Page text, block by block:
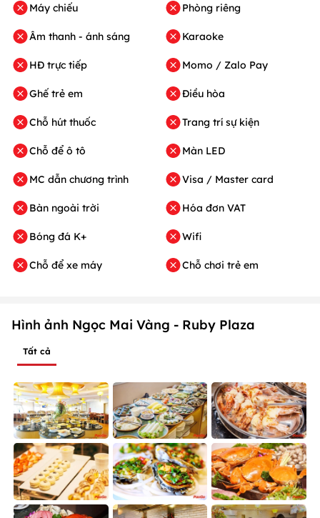
Máy chiếu
Âm thanh - ánh sáng
HĐ trực tiếp
Ghế trẻ em
Chỗ hút thuốc
Chỗ để ô tô
MC dẫn chương trình
Bàn ngoài trời
Bóng đá K+
Chỗ để xe máy
Phòng riêng
Karaoke
Momo / Zalo Pay
Điều hòa
Trang trí sự kiện
Màn LED
Visa / Master card
Hóa đơn VAT
Wifi
Chỗ chơi trẻ em
Hình ảnh Ngọc Mai Vàng - Ruby Plaza
Tất cả